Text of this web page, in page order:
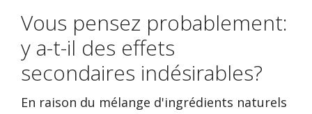
Vous pensez probablement:
y a-t-il des effets
secondaires indésirables?
En raison du mélange d'ingrédients naturels